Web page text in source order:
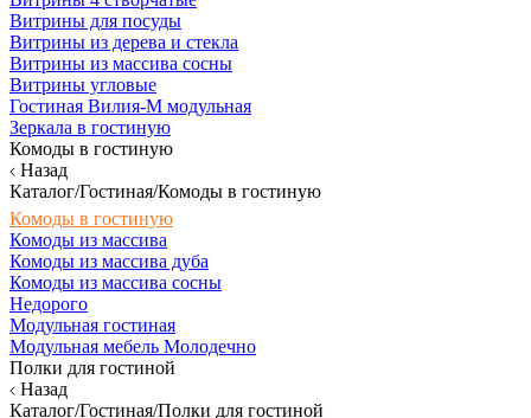
Витрины для посуды
Витрины из дерева и стекла
Витрины из массива сосны
Витрины угловые
Гостиная Вилия-М модульная
Зеркала в гостиную
Комоды в гостиную
Назад
Каталог/Гостиная/Комоды в гостиную
Комоды в гостиную
Комоды из массива
Комоды из массива дуба
Комоды из массива сосны
Недорого
Модульная гостиная
Модульная мебель Молодечно
Полки для гостиной
Назад
Каталог/Гостиная/Полки для гостиной